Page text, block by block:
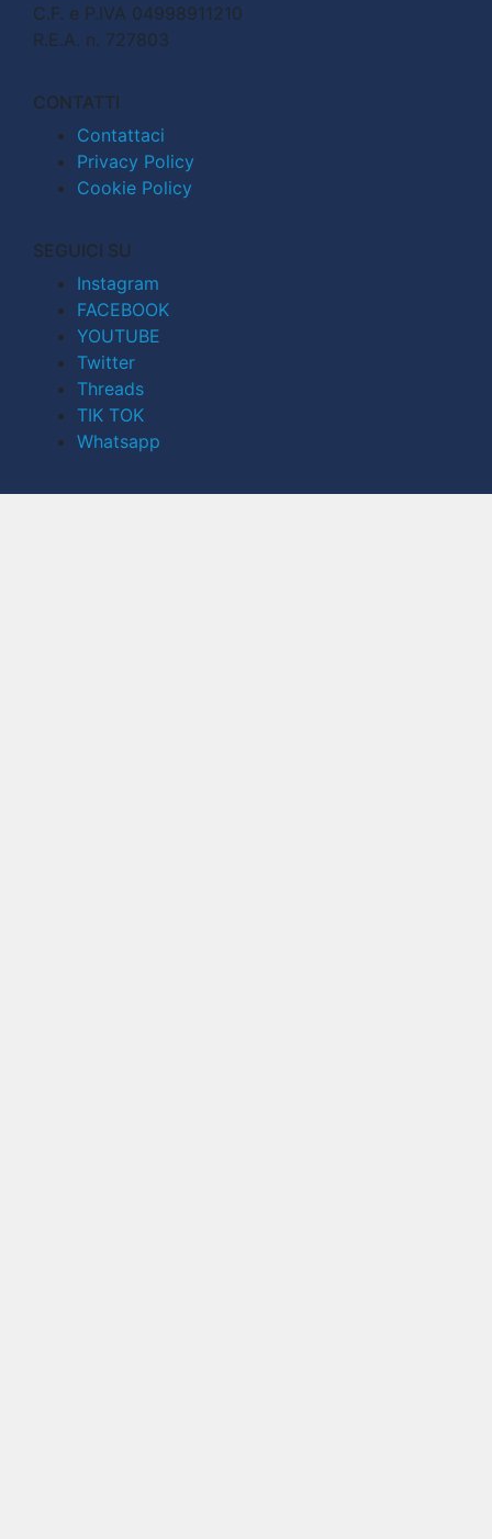
C.F. e P.IVA 04998911210
R.E.A. n. 727803
CONTATTI
Contattaci
Privacy Policy
Cookie Policy
SEGUICI SU
Instagram
FACEBOOK
YOUTUBE
Twitter
Threads
TIK TOK
Whatsapp